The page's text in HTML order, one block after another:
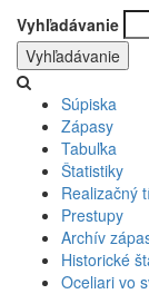
Vyhľadávanie
Súpiska
Zápasy
Tabuľka
Štatistiky
Realizačný
Prestupy
Archív
Historické
Oceliari vo